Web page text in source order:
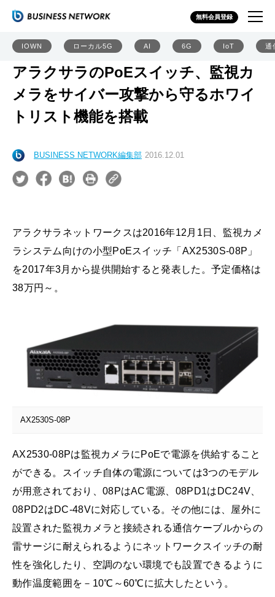
無料会員登録
IOWN ローカル5G AI 6G IoT 通
アラクサラのPoEスイッチ、監視カ
メラをサイバー攻撃から守るホワイ
トリスト機能を搭載
BUSINESS NETWORK編集部 2016.12.01
アラクサラネットワークスは2016年12月1日、監視カメ
ラシステム向けの小型PoEスイッチ「AX2530S-08P」
を2017年3月から提供開始すると発表した。予定価格は
38万円～。
AX2530S-08P
AX2530-08Pは監視カメラにPoEで電源を供給すること
ができる。スイッチ自体の電源については3つのモデル
が用意されており、08PはAC電源、08PD1はDC24V、
08PD2はDC-48Vに対応している。その他には、屋外に
設置された監視カメラと接続される通信ケーブルからの
雷サージに耐えられるようにネットワークスイッチの耐
性を強化したり、空調のない環境でも設置できるように
動作温度範囲を－10℃～60℃に拡大したという。